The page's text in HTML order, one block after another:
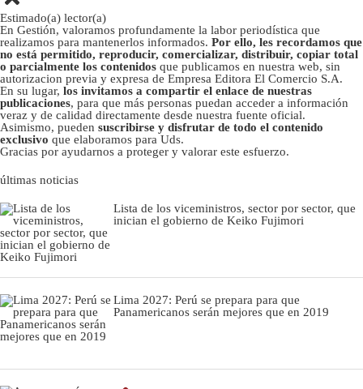
Estimado(a) lector(a)
En Gestión, valoramos profundamente la labor periodística que
realizamos para mantenerlos informados. Por ello, les recordamos que
no está permitido, reproducir, comercializar, distribuir, copiar total
o parcialmente los contenidos que publicamos en nuestra web, sin
autorizacion previa y expresa de Empresa Editora El Comercio S.A.
En su lugar, los invitamos a compartir el enlace de nuestras
publicaciones, para que más personas puedan acceder a información
veraz y de calidad directamente desde nuestra fuente oficial.
Asimismo, pueden suscribirse y disfrutar de todo el contenido
exclusivo que elaboramos para Uds.
Gracias por ayudarnos a proteger y valorar este esfuerzo.
últimas noticias
Lista de los viceministros, sector por sector, que
inician el gobierno de Keiko Fujimori
Lima 2027: Perú se prepara para que
Panamericanos serán mejores que en 2019